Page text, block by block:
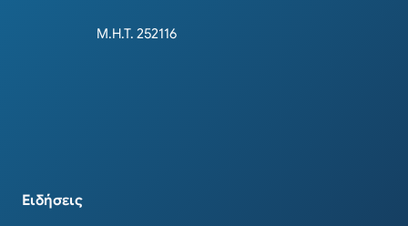
Μ.Η.Τ. 252116
Ειδήσεις